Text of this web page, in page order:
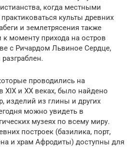
когда местными
культы древних
и землетрясения также
моменту прихода на остров
с Ричардом Львиное Сердце,
проводились на
XIX и XX веках, было найдено
изделий из глины и других
можно увидеть в
музеях по всему миру.
построек (базилика, порт,
и храм Афродиты) доступны для